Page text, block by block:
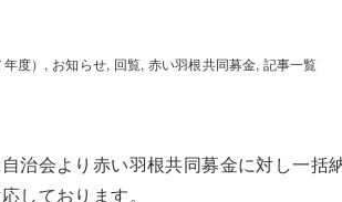
度）
お知らせ 回覧 赤い羽根共同募金 記事一覧
治会より赤い羽根共同募金に対し一括
しております。